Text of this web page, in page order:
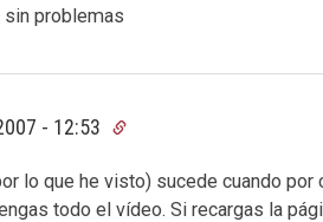
sin problemas
- 12:53
lo que he visto) sucede cuando por
todo el vídeo. Si recargas la